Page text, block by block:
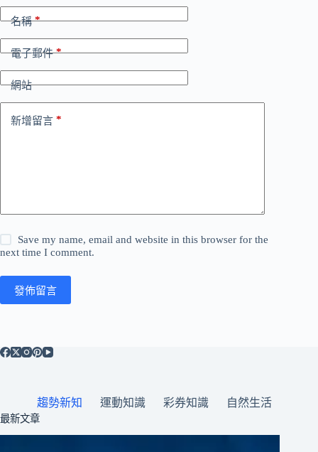
名稱*
電子郵件*
網站
新增留言 *
Save my name, email and website in this browser for the
next time I comment.
發佈留言
趨勢新知 運動知識 彩券知識 自然生活
最新文章